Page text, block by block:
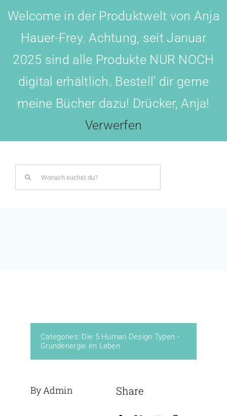
Welcome in der Produktwelt von Anja
Hauer-Frey. Achtung, seit Januar
2025 sind alle Produkte NUR NOCH
digital erhältlich. Bestell' dir gerne
meine Bücher dazu! Drücker, Anja!
Verwerfen
content
Search
for:
BOTSCHAFTER WERDEN!
Categories: Die 5 Human Design Typen -
Grundenergie im Leben
By Admin Share